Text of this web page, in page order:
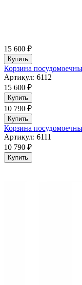
15 600 ₽
Купить
Корзина
Артикул: 6112
15 600 ₽
Купить
10 790 ₽
Купить
Корзина
Артикул: 6111
10 790 ₽
Купить